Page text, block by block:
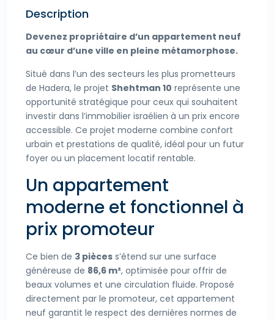
Description
Devenez propriétaire d’un appartement neuf
au cœur d’une ville en pleine métamorphose.
Situé dans l’un des secteurs les plus prometteurs
de Hadera, le projet Shehtman 10 représente une
opportunité stratégique pour ceux qui souhaitent
investir dans l’immobilier israélien à un prix encore
accessible. Ce projet moderne combine confort
urbain et prestations de qualité, idéal pour un futur
foyer ou un placement locatif rentable.
Un appartement
moderne et fonctionnel à
prix promoteur
Ce bien de 3 pièces s’étend sur une surface
généreuse de 86,6 m², optimisée pour offrir de
beaux volumes et une circulation fluide. Proposé
directement par le promoteur, cet appartement
neuf garantit le respect des dernières normes de